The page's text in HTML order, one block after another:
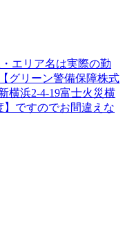
エリア名は実際の勤
グリーン警備保障株式
横浜2-4-19富士火災横
ですのでお間違えな